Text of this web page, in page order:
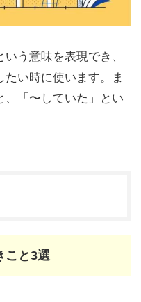
う意味を表現でき、
たい時に使います。ま
、「〜していた」とい
こと3選